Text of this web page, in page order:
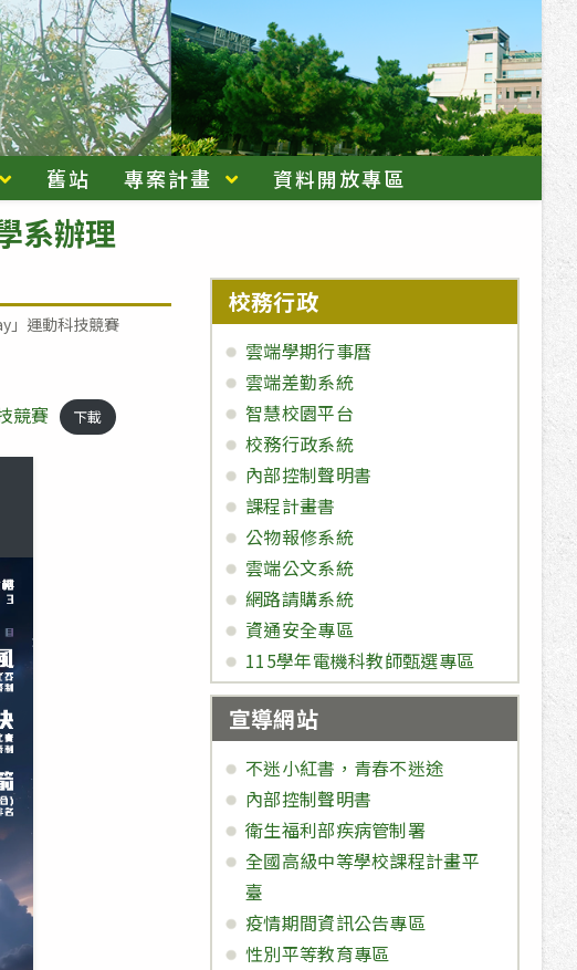
舊站 專案計畫 資料開放專區
系辦理
」運動科技競賽
競賽 下載
校務行政
雲端學期行事曆
雲端差勤系統
智慧校園平台
校務行政系統
內部控制聲明書
課程計畫書
公物報修系統
雲端公文系統
網路請購系統
資通安全專區
115學年電機科教師甄選專區
宣導網站
不迷小紅書，青春不迷途
內部控制聲明書
衛生福利部疾病管制署
全國高級中等學校課程計畫平
臺
疫情期間資訊公告專區
性別平等教育專區